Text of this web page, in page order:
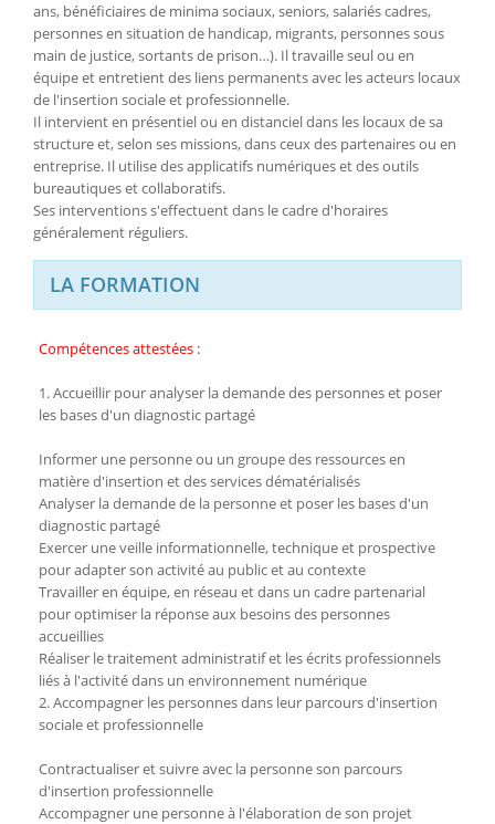
ans, bénéficiaires de minima sociaux, seniors, salariés cadres,
personnes en situation de handicap, migrants, personnes sous
main de justice, sortants de prison…). Il travaille seul ou en
équipe et entretient des liens permanents avec les acteurs locaux
de l'insertion sociale et professionnelle.
Il intervient en présentiel ou en distanciel dans les locaux de sa
structure et, selon ses missions, dans ceux des partenaires ou en
entreprise. Il utilise des applicatifs numériques et des outils
bureautiques et collaboratifs.
Ses interventions s'effectuent dans le cadre d'horaires
généralement réguliers.
LA FORMATION
Compétences attestées :
1. Accueillir pour analyser la demande des personnes et poser
les bases d'un diagnostic partagé
Informer une personne ou un groupe des ressources en
matière d'insertion et des services dématérialisés
Analyser la demande de la personne et poser les bases d'un
diagnostic partagé
Exercer une veille informationnelle, technique et prospective
pour adapter son activité au public et au contexte
Travailler en équipe, en réseau et dans un cadre partenarial
pour optimiser la réponse aux besoins des personnes
accueillies
Réaliser le traitement administratif et les écrits professionnels
liés à l'activité dans un environnement numérique
2. Accompagner les personnes dans leur parcours d'insertion
sociale et professionnelle
Contractualiser et suivre avec la personne son parcours
d'insertion professionnelle
Accompagner une personne à l'élaboration de son projet